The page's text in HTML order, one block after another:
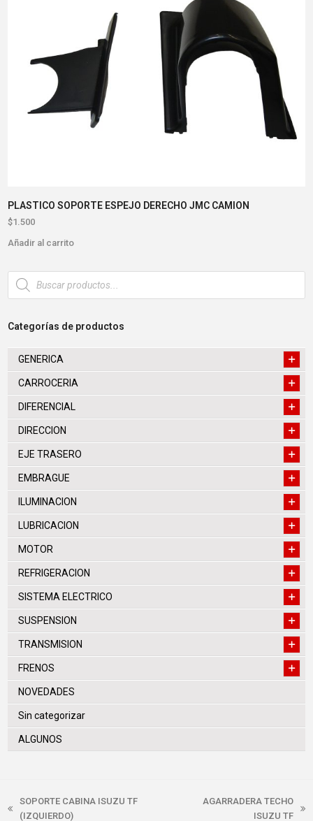
PLASTICO SOPORTE ESPEJO DERECHO JMC CAMION
$1.500
Añadir al carrito
Búsqueda
de
productos
Categorías de productos
GENERICA
CARROCERIA
DIFERENCIAL
DIRECCION
EJE TRASERO
EMBRAGUE
ILUMINACION
LUBRICACION
MOTOR
REFRIGERACION
SISTEMA ELECTRICO
SUSPENSION
TRANSMISION
FRENOS
NOVEDADES
Sin categorizar
ALGUNOS
previous
SOPORTE CABINA ISUZU TF
(IZQUIERDO)
AGARRADERA TECHO
ISUZU TF